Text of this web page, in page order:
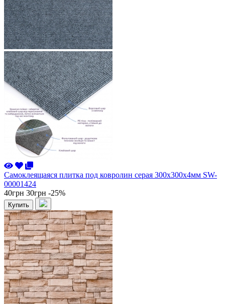
Самоклеящаяся плитка под ковролин серая 300х300х4мм SW-
00001424
40грн 30грн -25%
Купить